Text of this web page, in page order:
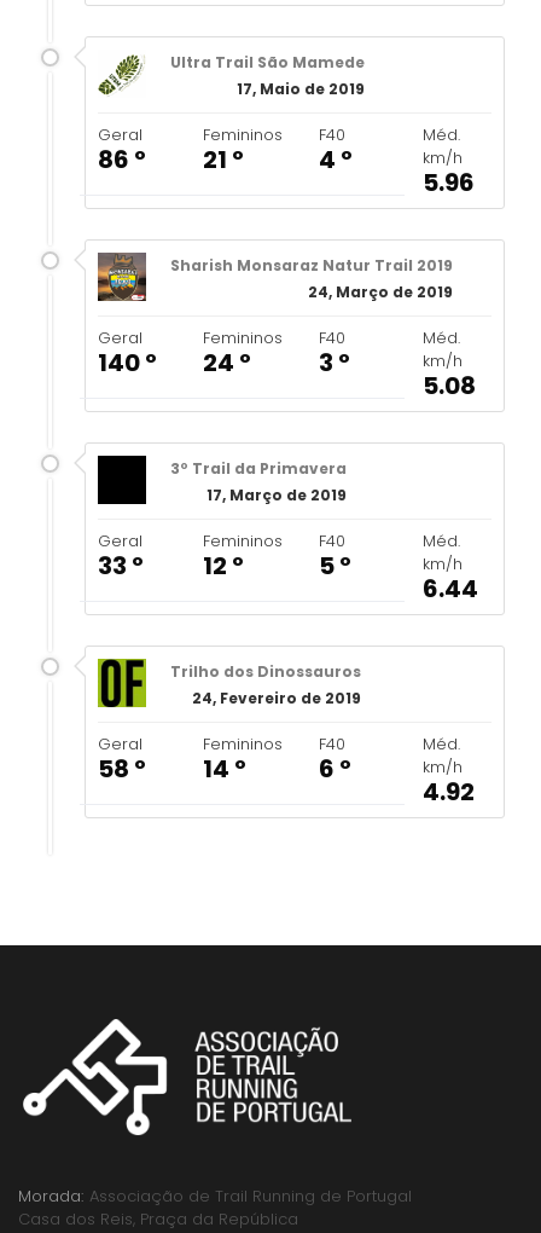
Ultra Trail São Mamede
17, Maio de 2019
Geral
86 º
Femininos
21 º
F40
4 º
Méd.
km/h
5.96
Sharish Monsaraz Natur Trail 2019
24, Março de 2019
Geral
140 º
Femininos
24 º
F40
3 º
Méd.
km/h
5.08
3º Trail da Primavera
17, Março de 2019
Geral
33 º
Femininos
12 º
F40
5 º
Méd.
km/h
6.44
Trilho dos Dinossauros
24, Fevereiro de 2019
Geral
58 º
Femininos
14 º
F40
6 º
Méd.
km/h
4.92
Morada: Associação de Trail Running de Portugal
Casa dos Reis, Praça da República